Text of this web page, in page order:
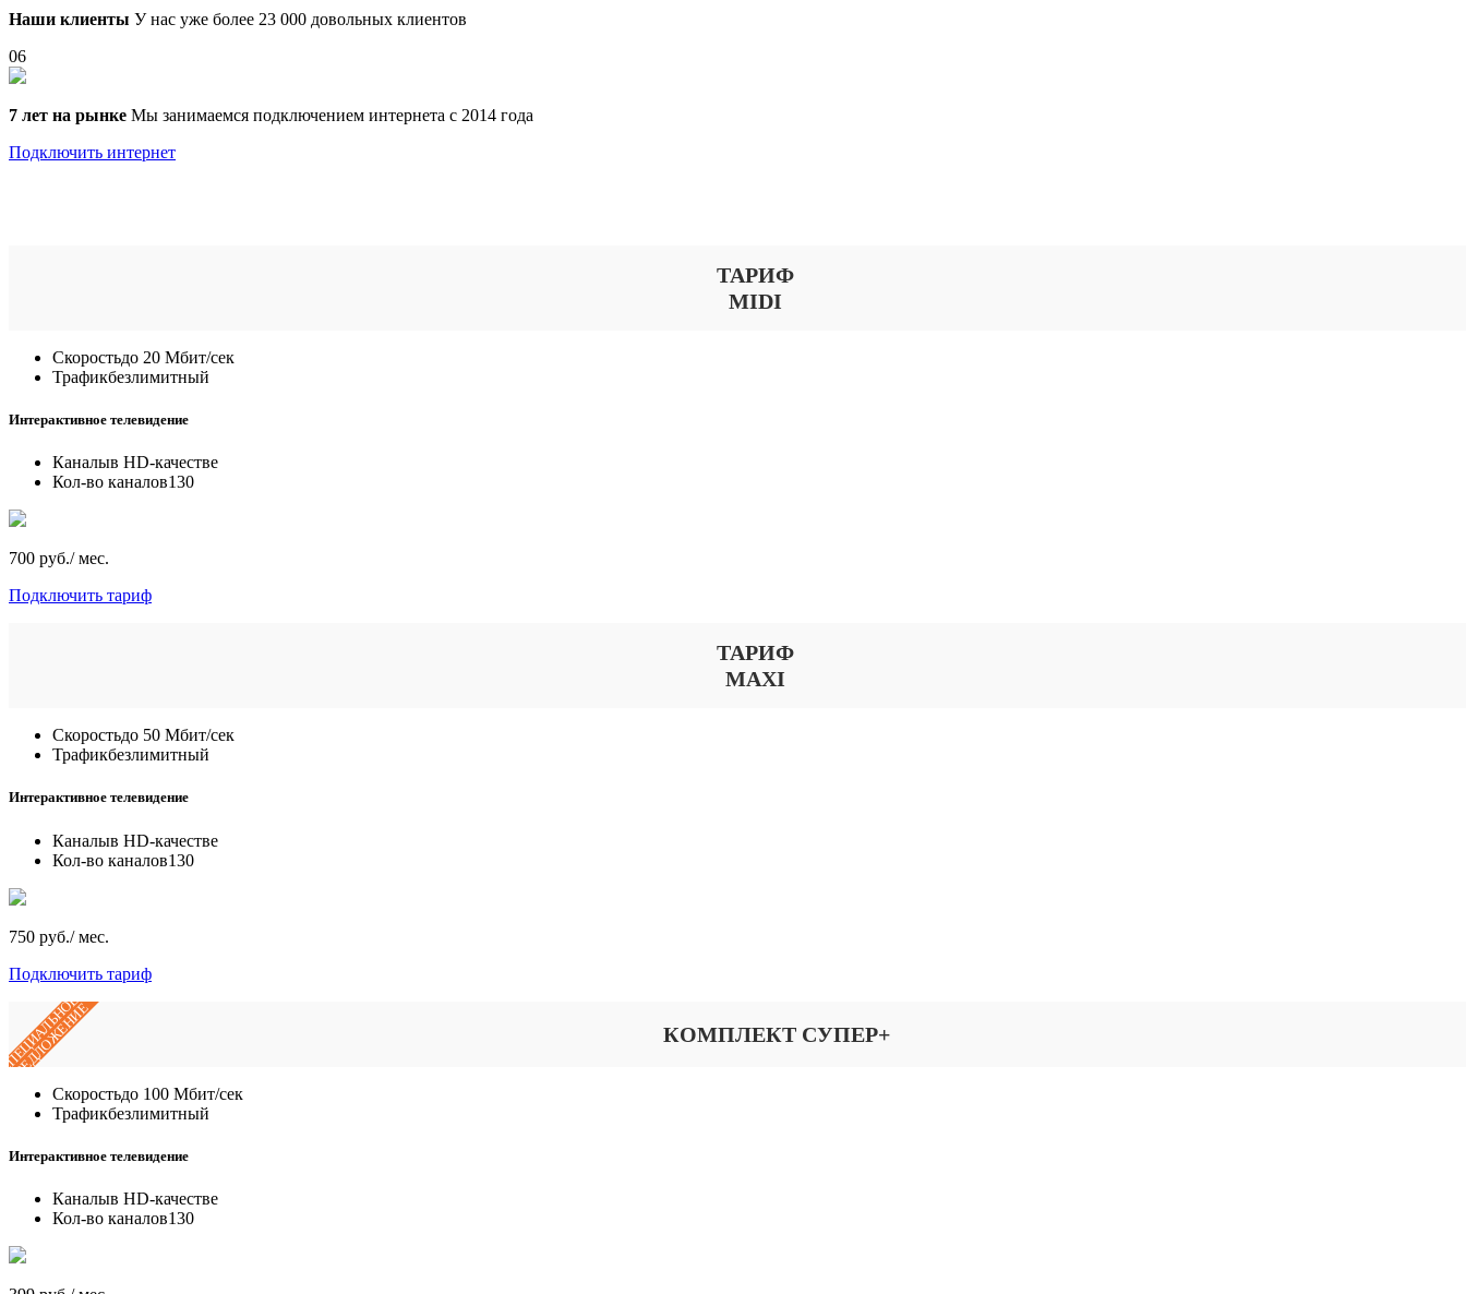
Наши клиенты У нас уже более 23 000 довольных клиентов
06
7 лет на рынке Мы занимаемся подключением интернета с 2014 года
Подключить интернет
ТАРИФ
MIDI
Скоростьдо 20 Мбит/сек
Трафикбезлимитный
Интерактивное телевидение
Каналыв HD-качестве
Кол-во каналов130
700 руб./ мес.
Подключить тариф
ТАРИФ
MAXI
Скоростьдо 50 Мбит/сек
Трафикбезлимитный
Интерактивное телевидение
Каналыв HD-качестве
Кол-во каналов130
750 руб./ мес.
Подключить тариф
ПРЕДЛОЖЕНИЕ КОМПЛЕКТ СУПЕР+
Скоростьдо 100 Мбит/сек
Трафикбезлимитный
Интерактивное телевидение
Каналыв HD-качестве
Кол-во каналов130